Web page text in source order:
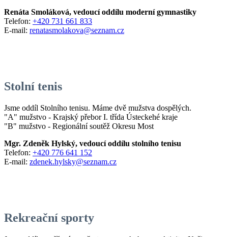
Renáta Smoláková, vedoucí oddílu moderní gymnastiky
Telefon: +420 731 661 833
E-mail: renatasmolakova@seznam.cz
Stolní tenis
Jsme oddíl Stolního tenisu. Máme dvě mužstva dospělých.
"A" mužstvo - Krajský přebor I. třída Ústeckehé kraje
"B" mužstvo - Regionální soutěž Okresu Most
Mgr. Zdeněk Hylský, vedoucí oddílu stolního tenisu
Telefon: +420 776 641 152
E-mail: zdenek.hylsky@seznam.cz
Rekreační sporty